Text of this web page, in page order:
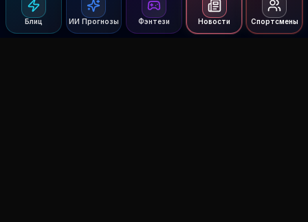
Блиц ИИ Прогнозы Фэнтези Новости Спортсмены